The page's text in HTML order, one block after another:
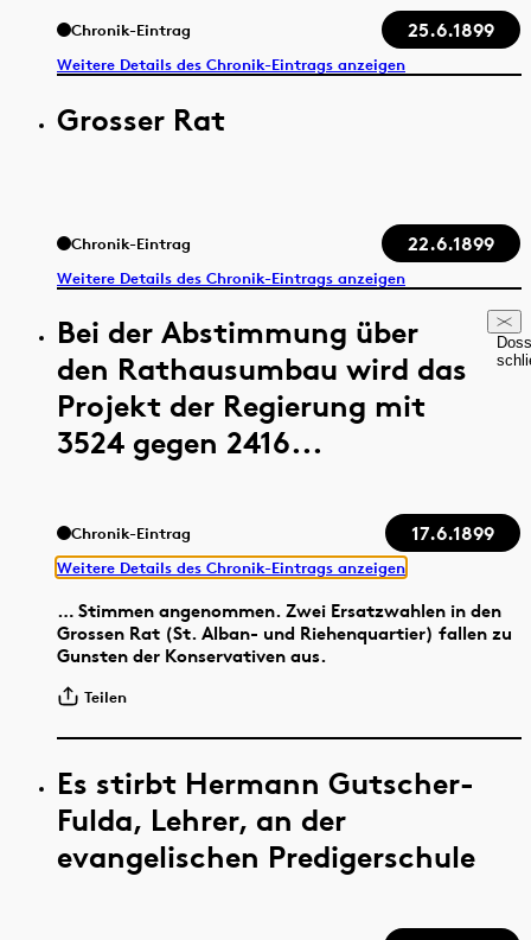
Chronik-Eintrag 25.6.1899
Weitere Details des Chronik-Eintrags anzeigen
Grosser Rat
Chronik-Eintrag 22.6.1899
Weitere Details des Chronik-Eintrags anzeigen
Bei der Abstimmung über
den Rathausumbau wird das
Projekt der Regierung mit
3524 gegen 2416...
Chronik-Eintrag 17.6.1899
Weitere Details des Chronik-Eintrags anzeigen
… Stimmen angenommen. Zwei Ersatzwahlen in den
Grossen Rat (St. Alban- und Riehenquartier) fallen zu
Gunsten der Konservativen aus.
Teilen
Es stirbt Hermann Gutscher-
Fulda, Lehrer, an der
evangelischen Predigerschule